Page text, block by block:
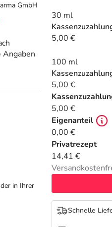
GmbH
Angaben
30 ml
5,00 €
100 ml
5,00 €
5,00 €
Eigenanteil
0,00 €
Privatrezept
14,41 €
Schnelle
in Ihrer